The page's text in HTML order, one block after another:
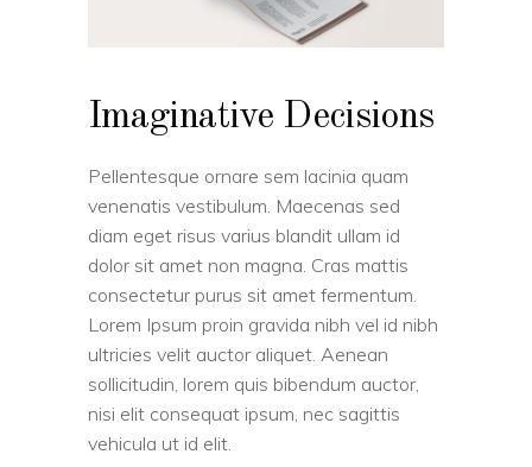
Imaginative Decisions
Pellentesque ornare sem lacinia quam
venenatis vestibulum. Maecenas sed
diam eget risus varius blandit ullam id
dolor sit amet non magna. Cras mattis
consectetur purus sit amet fermentum.
Lorem Ipsum proin gravida nibh vel id nibh
ultricies velit auctor aliquet. Aenean
sollicitudin, lorem quis bibendum auctor,
nisi elit consequat ipsum, nec sagittis
vehicula ut id elit.